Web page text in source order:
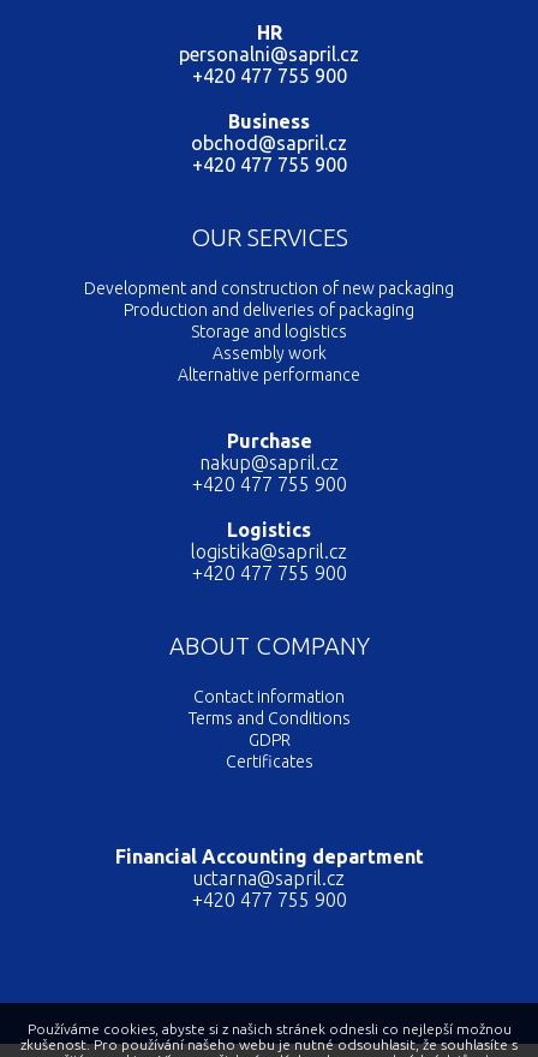
HR
personalni@sapril.cz
+420 477 755 900
Business
obchod@sapril.cz
+420 477 755 900
OUR SERVICES
Development and construction of new packaging
Production and deliveries of packaging
Storage and logistics
Assembly work
Alternative performance
Purchase
nakup@sapril.cz
+420 477 755 900
Logistics
logistika@sapril.cz
+420 477 755 900
ABOUT COMPANY
Contact information
Terms and Conditions
GDPR
Certificates
Financial Accounting department
uctarna@sapril.cz
+420 477 755 900
Používáme cookies, abyste si z našich stránek odnesli co nejlepší možnou
zkušenost. Pro používání našeho webu je nutné odsouhlasit, že souhlasíte s